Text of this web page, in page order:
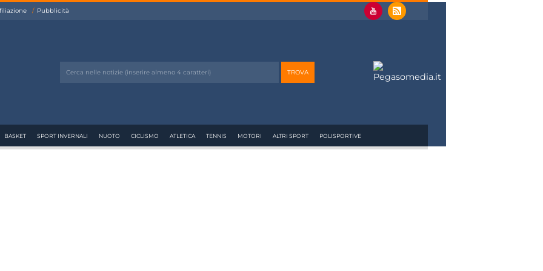
Pubblicità
BASKET SPORT INVERNALI NUOTO CICLISMO ATLETICA TENNIS MOTORI ALTRI SPORT POLISPORTIVE